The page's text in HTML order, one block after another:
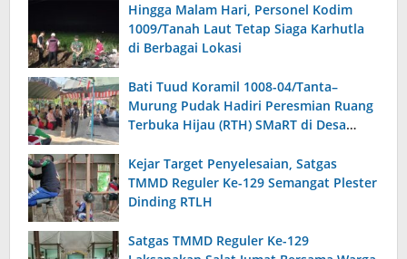
Hingga Malam Hari, Personel Kodim
1009/Tanah Laut Tetap Siaga Karhutla
di Berbagai Lokasi
Bati Tuud Koramil 1008-04/Tanta–
Murung Pudak Hadiri Peresmian Ruang
Terbuka Hijau (RTH) SMaRT di Desa
Kejar Target Penyelesaian, Satgas
TMMD Reguler Ke-129 Semangat Plester
Dinding RTLH
Satgas TMMD Reguler Ke-129